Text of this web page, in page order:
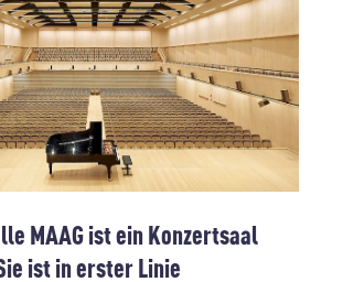
MAAG ist ein Konzertsaal
ist in erster Linie